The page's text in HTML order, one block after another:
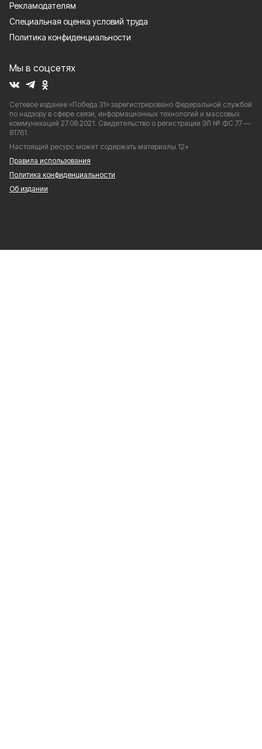
Рекламодателям
Специальная оценка условий труда
Политика конфиденциальности
Мы в соцсетях
Сетевое издание «Победа 31» зарегистрировано Федеральной службой
по надзору в сфере связи, информационных технологий и массовых
коммуникаций 27.08.2021. Свидетельство о регистрации ЭЛ № ФС 77 —
81761.
Настоящий ресурс может содержать материалы 12+
Правила использования
Политика конфиденциальности
Об издании